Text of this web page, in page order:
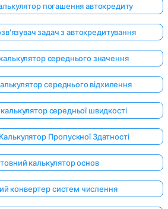
погашення автокредиту
задач з автокредитування
середнього значення
середнього відхилення
середньої швидкості
Пропускної Здатності
калькулятор основ
конвертер систем числення